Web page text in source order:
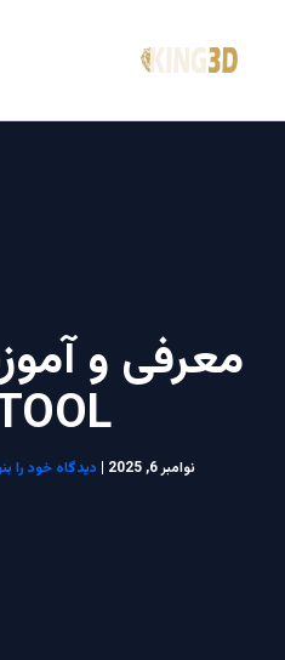
معرفی و
نوامبر 6, 2025 | دیدگاه‌ خود را